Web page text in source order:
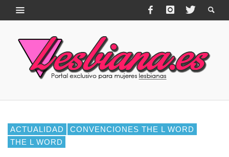
ACTUALIDAD
CONVENCIONES THE L WORD
THE L WORD